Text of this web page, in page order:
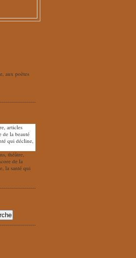
aux poètes
théâtre,
de la
la santé qui